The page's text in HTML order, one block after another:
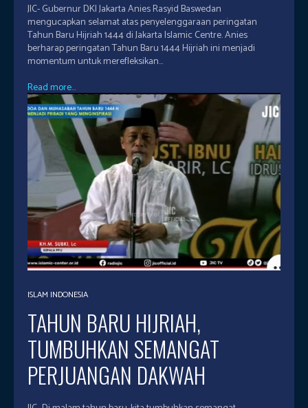
JIC- Gubernur DKI Jakarta Anies Rasyid Baswedan
mengucapkan selamat atas penyelenggaraan peringatan
Tahun Baru Hijriah 1444 di Jakarta Islamic Centre. Anies
berharap peringatan Tahun Baru 1444 Hijriah ini menjadi
momentum untuk merefleksikan...
Read more...
ISLAM INDONESIA
TAHUN BARU HIJRIAH,
TUMBUHKAN SEMANGAT
PERJUANGAN DAKWAH